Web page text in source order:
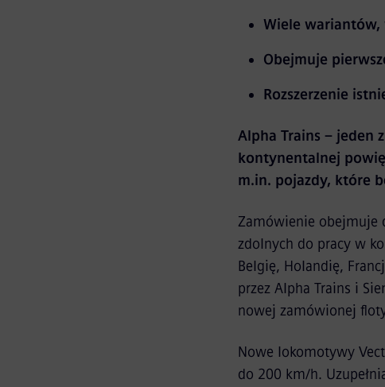
Wiele wariantów,
Obejmuje
Rozszerzenie
Alpha Trains – jeden
kontynentalnej
m.in. pojazdy, które
Zamówienie obejmuje
zdolnych do pracy w
Belgię, Holandię,
przez Alpha Trains i
nowej zamówionej
Nowe lokomotywy
do 200 km/h.